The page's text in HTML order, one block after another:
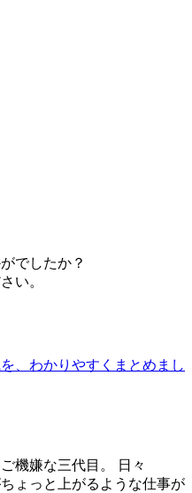
でしたか？
い。
、わかりやすくまとめまし
機嫌な三代目。 日々
ょっと上がるような仕事が